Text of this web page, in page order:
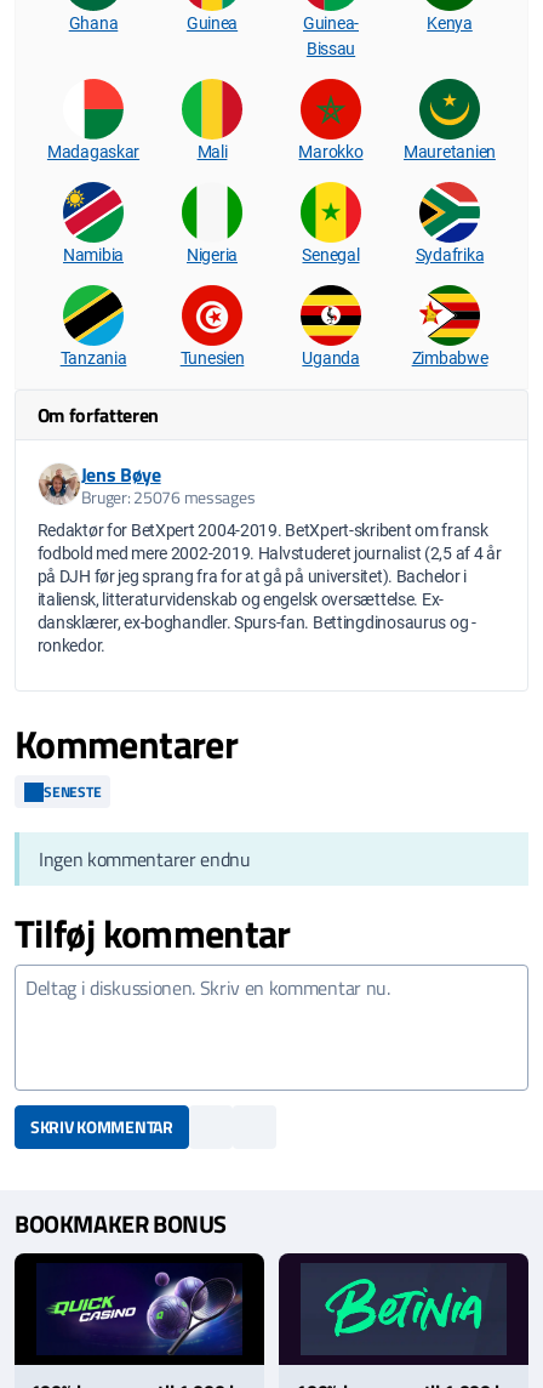
Ghana Guinea
Guinea-
Bissau
Kenya
Madagaskar Mali Marokko Mauretanien
Namibia Nigeria Senegal Sydafrika
Tanzania Tunesien Uganda Zimbabwe
Om forfatteren
Jens Bøye
Bruger: 25076 messages
Redaktør for BetXpert 2004-2019. BetXpert-skribent om fransk
fodbold med mere 2002-2019. Halvstuderet journalist (2,5 af 4 år
på DJH før jeg sprang fra for at gå på universitet). Bachelor i
italiensk, litteraturvidenskab og engelsk oversættelse. Ex-
dansklærer, ex-boghandler. Spurs-fan. Bettingdinosaurus og -
ronkedor.
Kommentarer
SENESTE
Ingen kommentarer endnu
Tilføj kommentar
SKRIV KOMMENTAR
BOOKMAKER BONUS